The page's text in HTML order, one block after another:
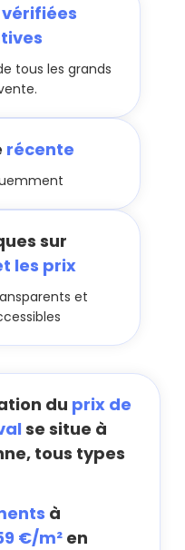
vérifiées
tous les grands
récente
sur
les prix
et
du prix de
se situe à
tous types
à
€/m² en